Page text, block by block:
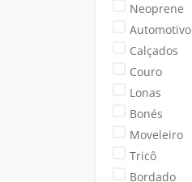
Neoprene
Automotivo
Calçados
Couro
Lonas
Bonés
Moveleiro
Tricô
Bordado